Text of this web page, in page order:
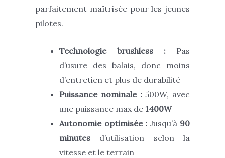
parfaitement maîtrisée pour les jeunes
pilotes.
Technologie brushless : Pas
d’usure des balais, donc moins
d’entretien et plus de durabilité
Puissance nominale :500W, avec
une puissance max de 1400W
Autonomie optimisée : Jusqu’à 90
minutes d’utilisation selon la
vitesse et le terrain